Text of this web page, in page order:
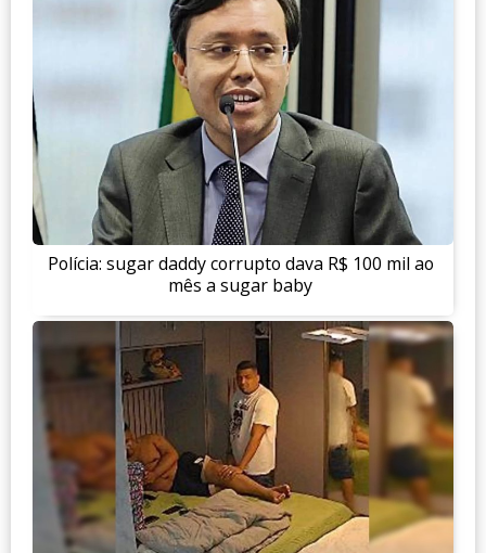
Polícia: sugar daddy corrupto dava R$ 100 mil ao
mês a sugar baby